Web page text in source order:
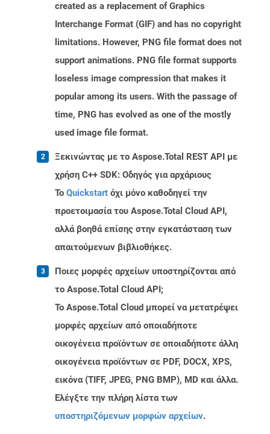
created as a replacement of Graphics
Interchange Format (GIF) and has no copyright
limitations. However, PNG file format does not
support animations. PNG file format supports
loseless image compression that makes it
popular among its users. With the passage of
time, PNG has evolved as one of the mostly
used image file format.
Ξεκινώντας με το Aspose.Total REST API με
χρήση C++ SDK: Οδηγός για αρχάριους
Το Quickstart όχι μόνο καθοδηγεί την
προετοιμασία του Aspose.Total Cloud API,
αλλά βοηθά επίσης στην εγκατάσταση των
απαιτούμενων βιβλιοθήκες.
Ποιες μορφές αρχείων υποστηρίζονται από
το Aspose.Total Cloud API;
Το Aspose.Total Cloud μπορεί να μετατρέψει
μορφές αρχείων από οποιαδήποτε
οικογένεια προϊόντων σε οποιαδήποτε άλλη
οικογένεια προϊόντων σε PDF, DOCX, XPS,
εικόνα (TIFF, JPEG, PNG BMP), MD και άλλα.
Ελέγξτε την πλήρη λίστα των
υποστηριζόμενων μορφών αρχείων.